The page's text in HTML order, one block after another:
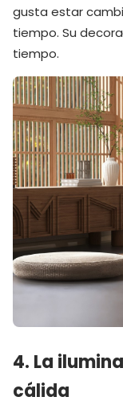
gusta estar
tiempo. Su
tiempo.
4. La
cálida